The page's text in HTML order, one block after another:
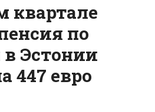
квартале
по
в Эстонии
447 евро